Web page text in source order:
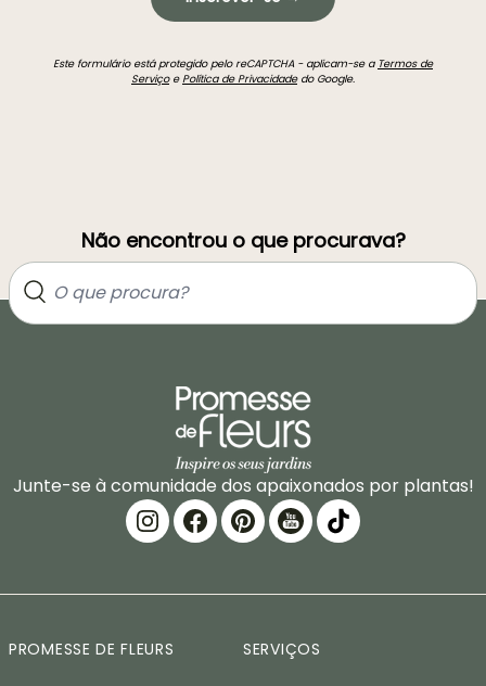
Este formulário está protegido pelo reCAPTCHA - aplicam-se a Termos de
ServiçoePolítica de Privacidadedo Google.
Não encontrou o que procurava?
Junte-se à comunidade dos apaixonados por plantas!
PROMESSE DE FLEURS SERVIÇOS